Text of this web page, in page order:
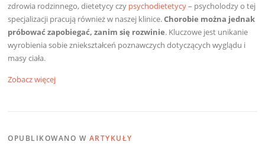
zdrowia rodzinnego, dietetycy czy psychodietetycy– psycholodzy o tej
specjalizacji pracują również w naszej klinice.Chorobie można jednak
próbować zapobiegać, zanim się rozwinie. Kluczowe jest unikanie
wyrobienia sobie zniekształceń poznawczych dotyczących wyglądu i
masy ciała.
Zobacz więcej
OPUBLIKOWANO W ARTYKUŁY